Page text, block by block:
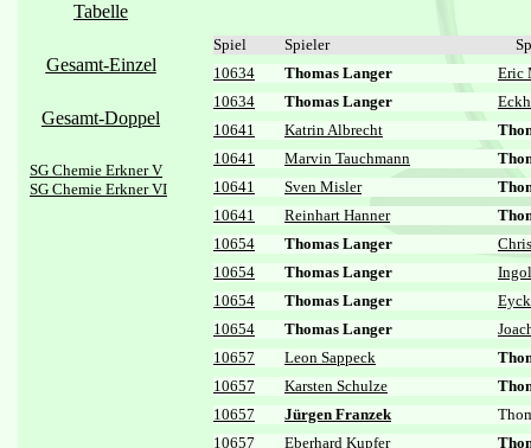
Tabelle
Gesamt-Einzel
Gesamt-Doppel
SG Chemie Erkner V
SG Chemie Erkner VI
Spiel Spieler
10634
Thomas Langer
Eric
10634
Thomas Langer
10641
Katrin Albrecht
10641
Marvin Tauchmann
10641
Sven Misler
10641
Reinhart Hanner
10654
Thomas Langer
10654
Thomas Langer
10654
Thomas Langer
10654
Thomas Langer
10657
Leon Sappeck
10657
Karsten Schulze
10657
Jürgen Franzek
10657
Eberhard Kupfer